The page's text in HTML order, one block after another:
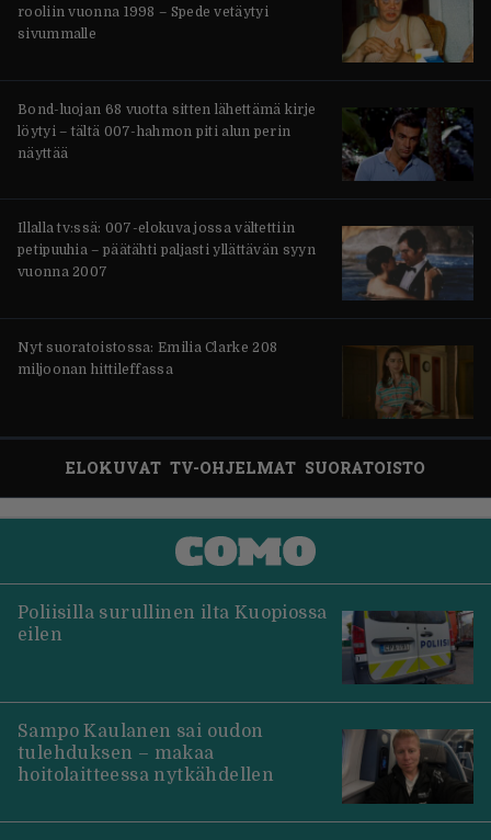
rooliin vuonna 1998 – Spede vetäytyi
sivummalle
Bond-luojan 68 vuotta sitten lähettämä kirje
löytyi – tältä 007-hahmon piti alun perin
näyttää
Illalla tv:ssä: 007-elokuva jossa vältettiin
petipuuhia – päätähti paljasti yllättävän syyn
vuonna 2007
Nyt suoratoistossa: Emilia Clarke 208
miljoonan hittileffassa
ELOKUVAT TV-OHJELMAT SUORATOISTO
Poliisilla surullinen ilta Kuopiossa
eilen
Sampo Kaulanen sai oudon
tulehduksen – makaa
hoitolaitteessa nytkähdellen